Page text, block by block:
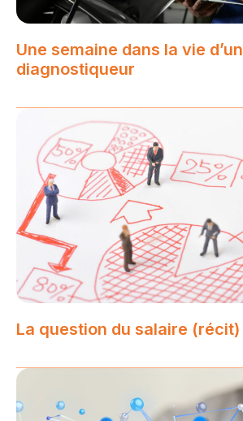
Une semaine dans la vie d’un
diagnostiqueur
La question du salaire (récit)